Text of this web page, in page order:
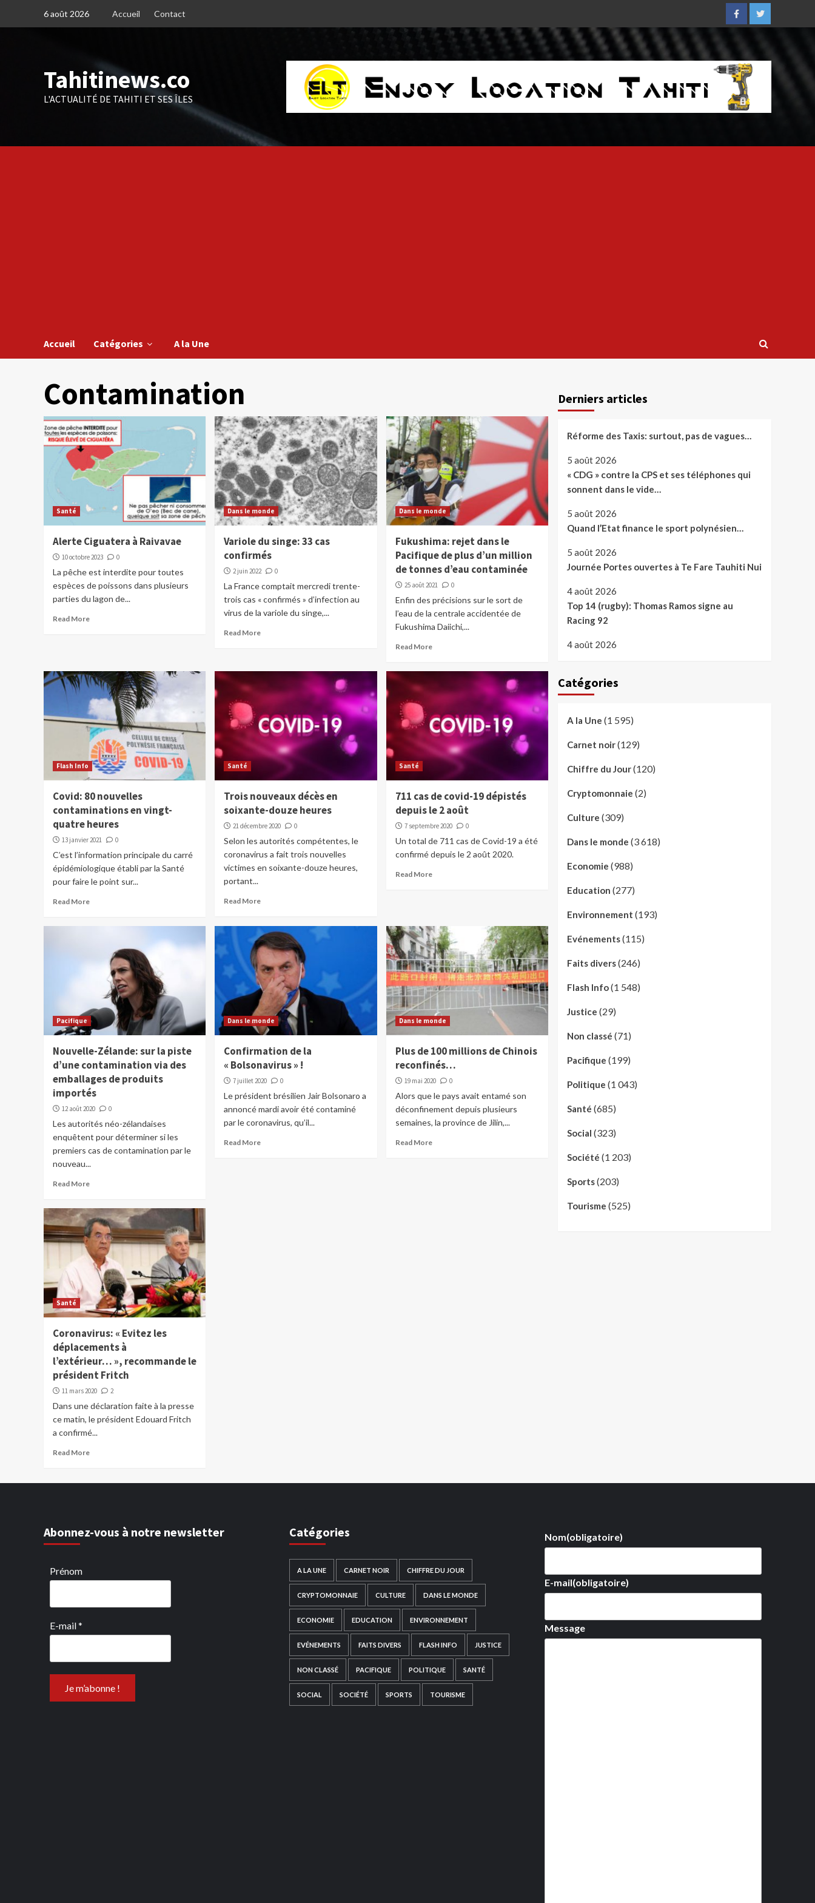
6 août 2026 Accueil Contact
FacebookTwitter
Tahitinews.co
L'ACTUALITÉ DE TAHITI ET SES ÎLES
Accueil Catégories A la Une
Contamination
Santé
Alerte Ciguatera à Raivavae
10 octobre 2023 0
La pêche est interdite pour toutes
espèces de poissons dans plusieurs
parties du lagon de...
Read More
Dans le monde
Variole du singe: 33 cas
confirmés
2 juin 2022 0
La France comptait mercredi trente-
trois cas « confirmés » d’infection au
virus de la variole du singe,...
Read More
Dans le monde
Fukushima: rejet dans le
Pacifique de plus d’un million
de tonnes d’eau contaminée
25 août 2021 0
Enfin des précisions sur le sort de
l’eau de la centrale accidentée de
Fukushima Daiichi,...
Read More
Flash Info
Covid: 80 nouvelles
contaminations en vingt-
quatre heures
13 janvier 2021 0
C’est l’information principale du carré
épidémiologique établi par la Santé
pour faire le point sur...
Read More
Santé
Trois nouveaux décès en
soixante-douze heures
21 décembre 2020 0
Selon les autorités compétentes, le
coronavirus a fait trois nouvelles
victimes en soixante-douze heures,
portant...
Read More
Santé
711 cas de covid-19 dépistés
depuis le 2 août
7 septembre 2020 0
Un total de 711 cas de Covid-19 a été
confirmé depuis le 2 août 2020.
Read More
Pacifique
Nouvelle-Zélande: sur la piste
d’une contamination via des
emballages de produits
importés
12 août 2020 0
Les autorités néo-zélandaises
enquêtent pour déterminer si les
premiers cas de contamination par le
nouveau...
Read More
Dans le monde
Confirmation de la
« Bolsonavirus » !
7 juillet 2020 0
Le président brésilien Jair Bolsonaro a
annoncé mardi avoir été contaminé
par le coronavirus, qu’il...
Read More
Dans le monde
Plus de 100 millions de Chinois
reconfinés…
19 mai 2020 0
Alors que le pays avait entamé son
déconfinement depuis plusieurs
semaines, la province de Jilin,...
Read More
Santé
Coronavirus: « Evitez les
déplacements à
l’extérieur… », recommande le
président Fritch
11 mars 2020 2
Dans une déclaration faite à la presse
ce matin, le président Edouard Fritch
a confirmé...
Read More
Derniers articles
Réforme des Taxis: surtout, pas de vagues…
5 août 2026
« CDG » contre la CPS et ses téléphones qui
sonnent dans le vide…
5 août 2026
Quand l’Etat finance le sport polynésien…
5 août 2026
Journée Portes ouvertes à Te Fare Tauhiti Nui
4 août 2026
Top 14 (rugby): Thomas Ramos signe au
Racing 92
4 août 2026
Catégories
A la Une (1 595)
Carnet noir(129)
Chiffre du Jour(120)
Cryptomonnaie (2)
Culture (309)
Dans le monde (3 618)
Economie (988)
Education (277)
Environnement (193)
Evénements(115)
Faits divers(246)
Flash Info(1 548)
Justice (29)
Non classé (71)
Pacifique (199)
Politique (1 043)
Santé (685)
Social (323)
Société (1 203)
Sports(203)
Tourisme (525)
Abonnez-vous à notre newsletter
Prénom
E-mail*
Catégories
A LA UNE CARNET NOIR CHIFFRE DU JOUR
CRYPTOMONNAIE CULTURE DANS LE MONDE
ECONOMIE EDUCATION ENVIRONNEMENT
EVÉNEMENTS FAITS DIVERS FLASH INFO JUSTICE
NON CLASSÉ PACIFIQUE POLITIQUE SANTÉ
SOCIAL SOCIÉTÉ SPORTS TOURISME
Nom(obligatoire)
E-mail(obligatoire)
Message